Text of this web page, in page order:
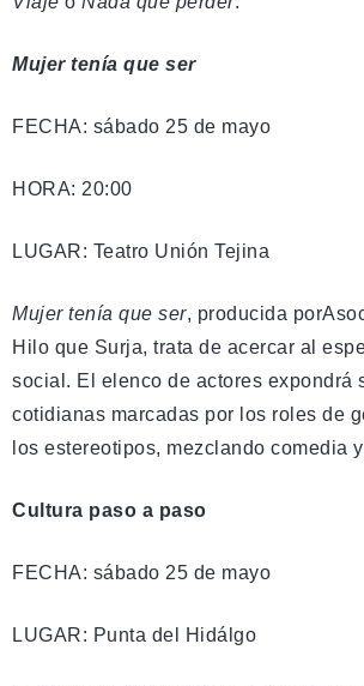
Mujer tenía que ser
FECHA: sábado 25 de mayo
HORA: 20:00
LUGAR: Teatro Unión Tejina
Mujer tenía que ser, producida
Hilo que Surja, trata de acercar al
social. El elenco de actores expondrá
cotidianas marcadas por los roles de
los estereotipos, mezclando comedia
Cultura paso a paso
FECHA: sábado 25 de mayo
LUGAR: Punta del Hidálgo